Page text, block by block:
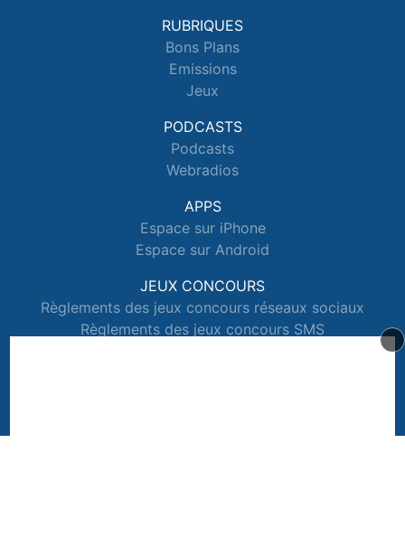
RUBRIQUES
Bons Plans
Emissions
Jeux
PODCASTS
Podcasts
Webradios
APPS
Espace sur iPhone
Espace sur Android
JEUX CONCOURS
Règlements des jeux concours réseaux sociaux
Règlements des jeux concours SMS